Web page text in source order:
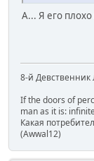
А... Я его
8-й
If the doors of
man as it is:
Какая
(Awwal12)